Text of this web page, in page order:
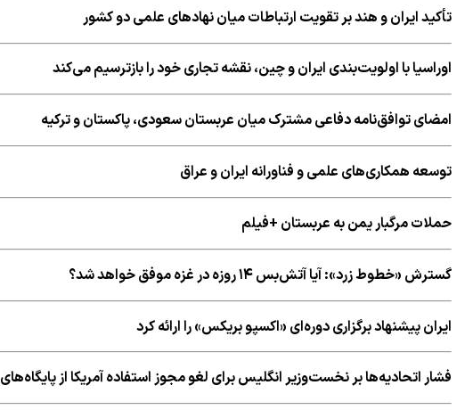
تأکید ایران و هند بر تقویت ارتباطات میان نهادهای علمی دو کشور
اوراسیا با اولویت‌بندی ایران و چین، نقشه تجاری خود را بازترسیم می‌کند
امضای توافق‌نامه دفاعی مشترک میان عربستان سعودی، پاکستان و ترکیه
توسعه همکاری‌های علمی و فناورانه ایران و عراق
حملات مرگبار یمن به عربستان +فیلم
گسترش «خطوط زرد»: آیا آتش‌بس ۱۴ روزه در غزه موفق خواهد شد؟
ایران پیشنهاد برگزاری دوره‌ای «اکسپو بریکس» را ارائه کرد
فشار اتحادیه‌ها بر نخست‌وزیر انگلیس برای لغو مجوز استفاده آمریکا از پایگاه‌های